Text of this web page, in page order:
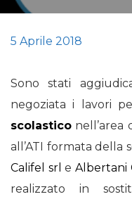
5 Aprile 2018
Sono stati
negoziata i lavori
scolastico nell’area
all’ATI formata della
Califel srl e Albertani
realizzato in